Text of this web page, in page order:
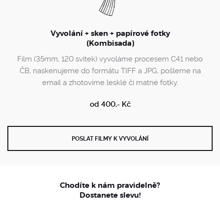
Vyvolání + sken + papírové fotky
(Kombisada)
Film (35mm, 120 svitek) vyvoláme procesem C41 nebo
ČB, naskenujeme do formátu TIFF a JPG, pošleme na
email a zhotovíme lesklé či matné fotky.
od 400,- Kč
POSLAT FILMY K VYVOLÁNÍ
Chodíte k nám pravidelně?
Dostanete slevu!